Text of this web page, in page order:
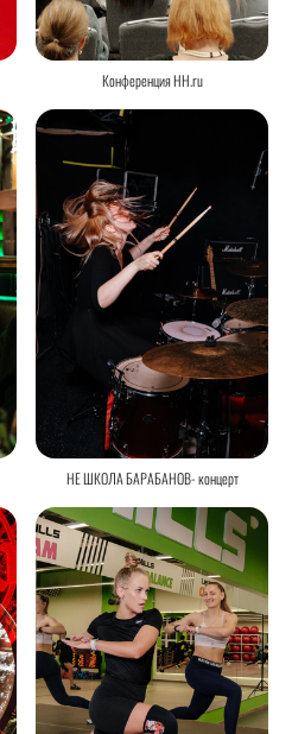
Конференция HH.ru
НЕ ШКОЛА БАРАБАНОВ- концерт